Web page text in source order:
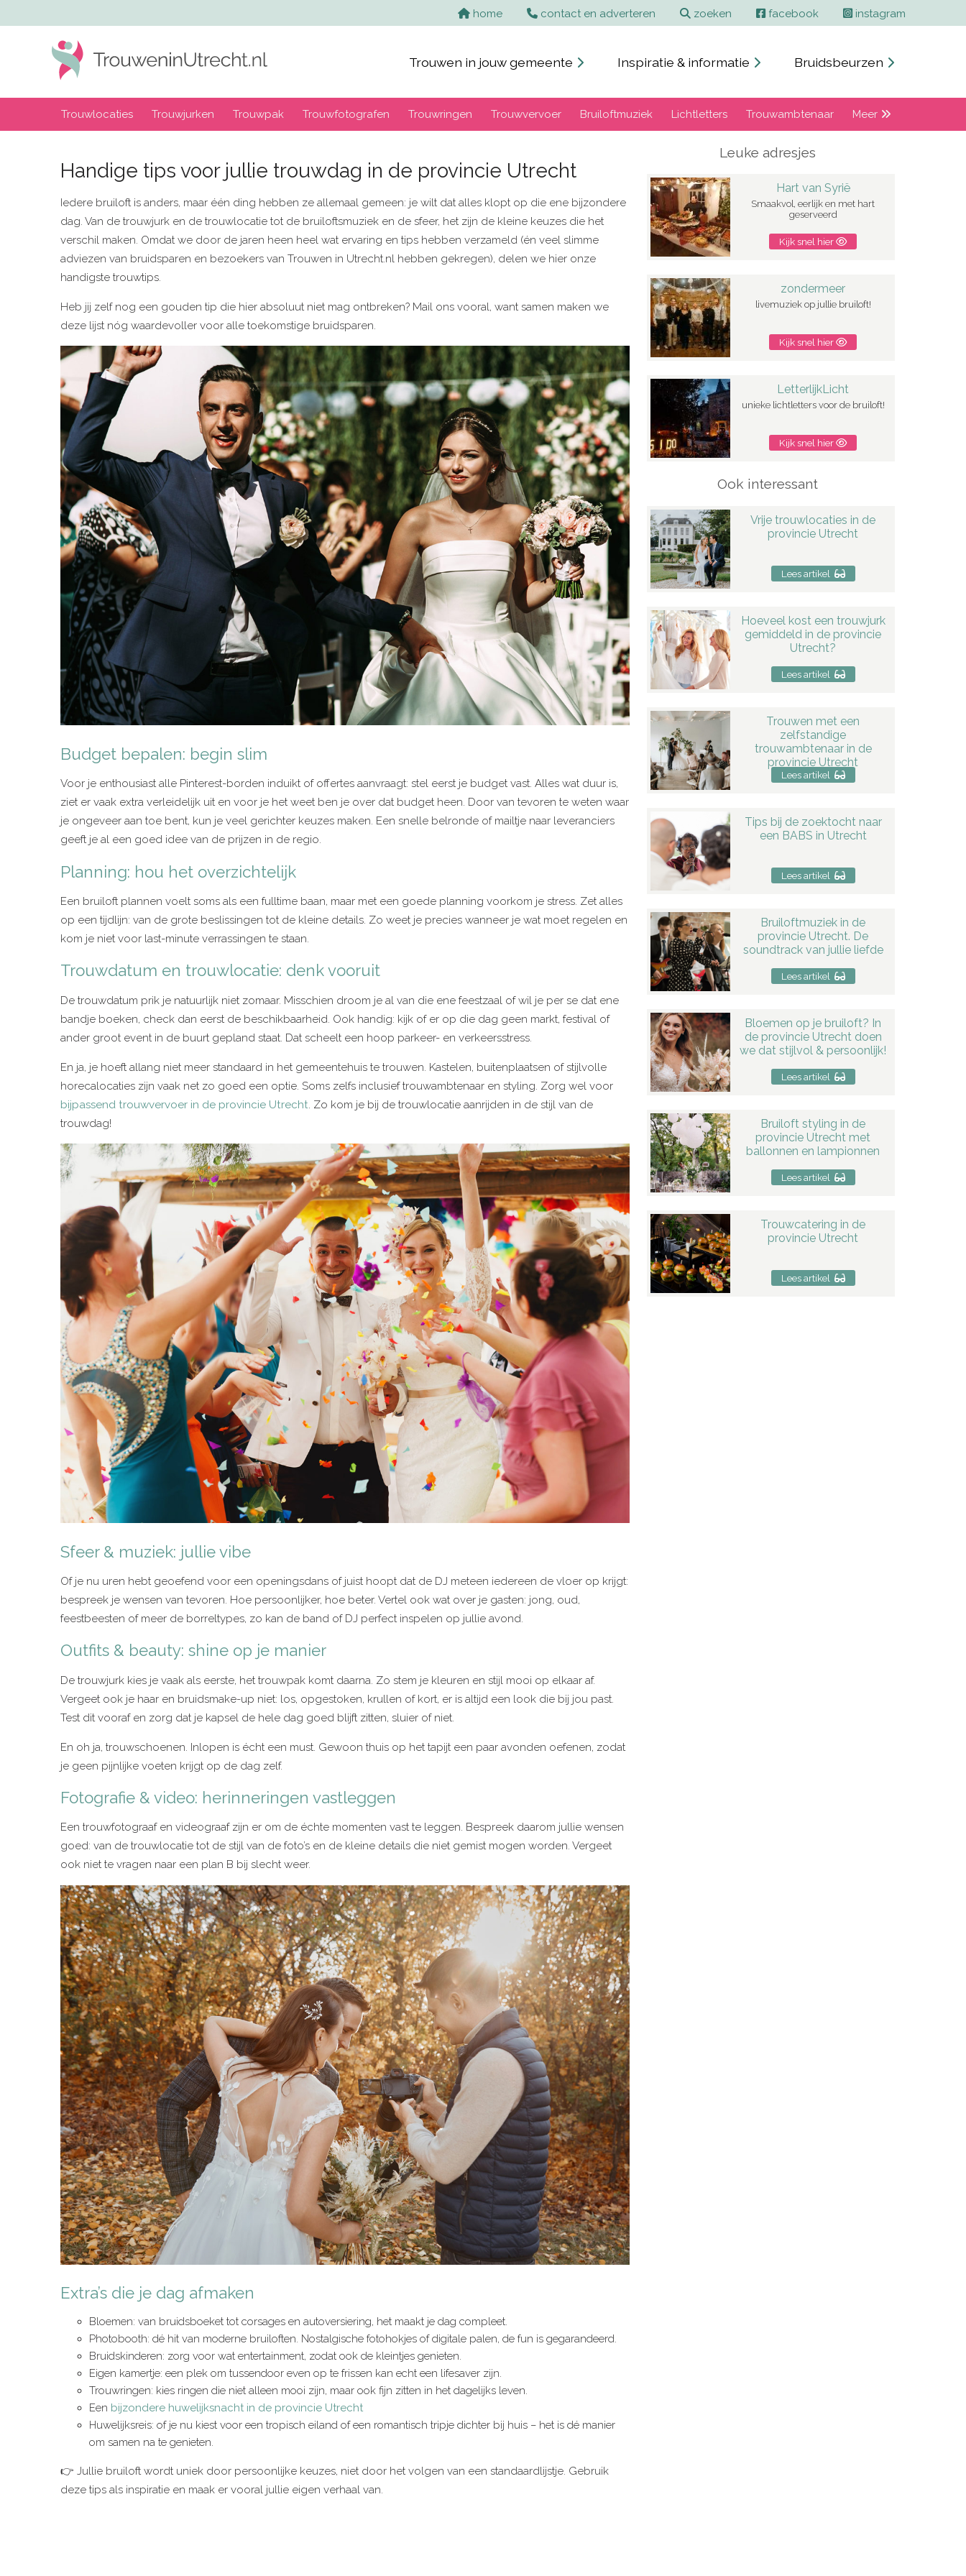
home contact en adverteren zoeken facebook instagram
Trouwen in jouw gemeente Inspiratie & informatie Bruidsbeurzen
Trouwlocaties Trouwjurken Trouwpak Trouwfotografen Trouwringen Trouwvervoer Bruiloftmuziek Lichtletters Trouwambtenaar Meer
Handige tips voor jullie trouwdag in de provincie Utrecht
Iedere bruiloft is anders, maar één ding hebben ze allemaal gemeen: je wilt dat alles klopt op die ene bijzondere
dag. Van de trouwjurk en de trouwlocatie tot de bruiloftsmuziek en de sfeer, het zijn de kleine keuzes die het
verschil maken. Omdat we door de jaren heen heel wat ervaring en tips hebben verzameld (én veel slimme
adviezen van bruidsparen en bezoekers van Trouwen in Utrecht.nl hebben gekregen), delen we hier onze
handigste trouwtips.
Heb jij zelf nog een gouden tip die hier absoluut niet mag ontbreken? Mail ons vooral, want samen maken we
deze lijst nóg waardevoller voor alle toekomstige bruidsparen.
Budget bepalen: begin slim
Voor je enthousiast alle Pinterest-borden induikt of offertes aanvraagt: stel eerst je budget vast. Alles wat duur is,
ziet er vaak extra verleidelijk uit en voor je het weet ben je over dat budget heen. Door van tevoren te weten waar
je ongeveer aan toe bent, kun je veel gerichter keuzes maken. Een snelle belronde of mailtje naar leveranciers
geeft je al een goed idee van de prijzen in de regio.
Planning: hou het overzichtelijk
Een bruiloft plannen voelt soms als een fulltime baan, maar met een goede planning voorkom je stress. Zet alles
op een tijdlijn: van de grote beslissingen tot de kleine details. Zo weet je precies wanneer je wat moet regelen en
kom je niet voor last-minute verrassingen te staan.
Trouwdatum en trouwlocatie: denk vooruit
De trouwdatum prik je natuurlijk niet zomaar. Misschien droom je al van die ene feestzaal of wil je per se dat ene
bandje boeken, check dan eerst de beschikbaarheid. Ook handig: kijk of er op die dag geen markt, festival of
ander groot event in de buurt gepland staat. Dat scheelt een hoop parkeer- en verkeersstress.
En ja, je hoeft allang niet meer standaard in het gemeentehuis te trouwen. Kastelen, buitenplaatsen of stijlvolle
horecalocaties zijn vaak net zo goed een optie. Soms zelfs inclusief trouwambtenaar en styling. Zorg wel voor
bijpassend trouwvervoer in de provincie Utrecht. Zo kom je bij de trouwlocatie aanrijden in de stijl van de
trouwdag!
Sfeer & muziek: jullie vibe
Of je nu uren hebt geoefend voor een openingsdans of juist hoopt dat de DJ meteen iedereen de vloer op krijgt:
bespreek je wensen van tevoren. Hoe persoonlijker, hoe beter. Vertel ook wat over je gasten: jong, oud,
feestbeesten of meer de borreltypes, zo kan de band of DJ perfect inspelen op jullie avond.
Outfits & beauty: shine op je manier
De trouwjurk kies je vaak als eerste, het trouwpak komt daarna. Zo stem je kleuren en stijl mooi op elkaar af.
Vergeet ook je haar en bruidsmake-up niet: los, opgestoken, krullen of kort, er is altijd een look die bij jou past.
Test dit vooraf en zorg dat je kapsel de hele dag goed blijft zitten, sluier of niet.
En oh ja, trouwschoenen. Inlopen is écht een must. Gewoon thuis op het tapijt een paar avonden oefenen, zodat
je geen pijnlijke voeten krijgt op de dag zelf.
Fotografie & video: herinneringen vastleggen
Een trouwfotograaf en videograaf zijn er om de échte momenten vast te leggen. Bespreek daarom jullie wensen
goed: van de trouwlocatie tot de stijl van de foto’s en de kleine details die niet gemist mogen worden. Vergeet
ook niet te vragen naar een plan B bij slecht weer.
Extra’s die je dag afmaken
Bloemen: van bruidsboeket tot corsages en autoversiering, het maakt je dag compleet.
Photobooth: dé hit van moderne bruiloften. Nostalgische fotohokjes of digitale palen, de fun is gegarandeerd.
Bruidskinderen: zorg voor wat entertainment, zodat ook de kleintjes genieten.
Eigen kamertje: een plek om tussendoor even op te frissen kan echt een lifesaver zijn.
Trouwringen: kies ringen die niet alleen mooi zijn, maar ook fijn zitten in het dagelijks leven.
Een bijzondere huwelijksnacht in de provincie Utrecht
​Huwelijksreis: of je nu kiest voor een tropisch eiland of een romantisch tripje dichter bij huis – het is dé manier
om samen na te genieten.
👉 Jullie bruiloft wordt uniek door persoonlijke keuzes, niet door het volgen van een standaardlijstje. Gebruik
deze tips als inspiratie en maak er vooral jullie eigen verhaal van.
Leuke adresjes
Hart van Syrië
Smaakvol, eerlijk en met hart
geserveerd
Kijk snel hier
zondermeer
livemuziek op jullie bruiloft!
Kijk snel hier
LetterlijkLicht
unieke lichtletters voor de bruiloft!
Kijk snel hier
Ook interessant
Vrije trouwlocaties in de
provincie Utrecht
Lees artikel
Hoeveel kost een trouwjurk
gemiddeld in de provincie
Utrecht?
Lees artikel
Trouwen met een
zelfstandige
trouwambtenaar in de
provincie Utrecht
Lees artikel
Tips bij de zoektocht naar
een BABS in Utrecht
Lees artikel
Bruiloftmuziek in de
provincie Utrecht. De
soundtrack van jullie liefde
Lees artikel
Bloemen op je bruiloft? In
de provincie Utrecht doen
we dat stijlvol & persoonlijk!
Lees artikel
Bruiloft styling in de
provincie Utrecht met
ballonnen en lampionnen
Lees artikel
Trouwcatering in de
provincie Utrecht
Lees artikel